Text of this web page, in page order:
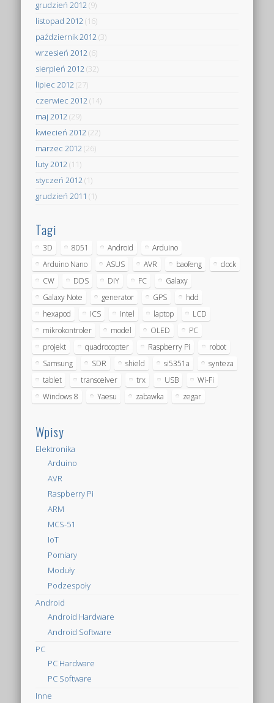
grudzień 2012(9)
listopad 2012(16)
październik 2012(3)
wrzesień 2012(6)
sierpień 2012(32)
lipiec 2012(27)
czerwiec 2012(14)
maj 2012(29)
kwiecień 2012(22)
marzec 2012(26)
luty 2012(11)
styczeń 2012(1)
grudzień 2011 (1)
Tagi
3D 8051 Android
Arduino
Arduino Nano
ASUS AVR baofeng
clock
CW
DDS DIY FC
Galaxy
Galaxy Note
generator GPS
hdd
hexapod
ICS Intel laptop
LCD
mikrokontroler
model OLED
PC
projekt
quadrocopter Raspberry Pi
robot
Samsung
SDR shield si5351a
synteza
tablet
transceiver trx USB
Wi-Fi
Windows 8
Yaesu zabawka zegar
Wpisy
Elektronika
Arduino
AVR
Raspberry Pi
ARM
MCS-51
IoT
Pomiary
Moduły
Podzespoły
Android
Android Hardware
Android Software
PC
PC Hardware
PC Software
Inne